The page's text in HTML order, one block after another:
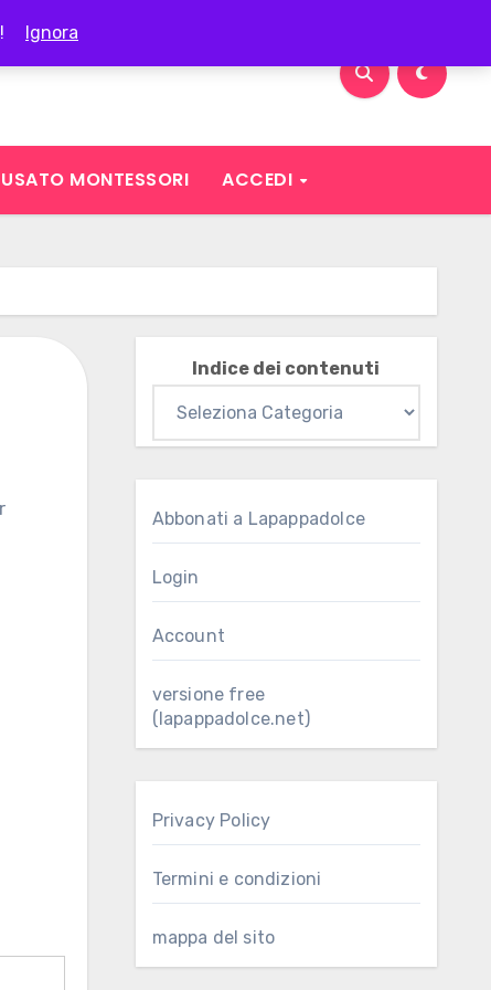
! Ignora
USATO MONTESSORI ACCEDI
Indice dei contenuti
Abbonati a Lapappadolce
Login
Account
versione free
(lapappadolce.net)
Privacy Policy
Termini e condizioni
mappa del sito